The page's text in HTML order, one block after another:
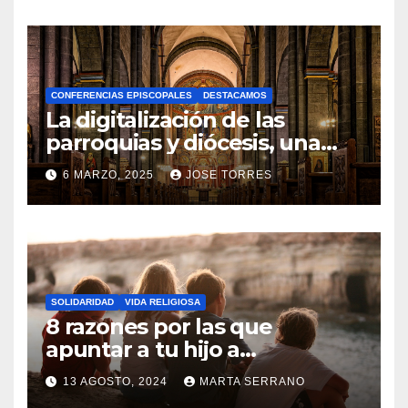
O
H
A
Y
C
O
M
N
T
A
R
I
O
S
CONFERENCIAS EPISCOPALES DESTACAMOS
La digitalización de las
parroquias y diócesis, una
realidad ya para el futuro de
la Iglesia
6 MARZO, 2025 JOSE TORRES
N
O
H
A
Y
SOLIDARIDAD VIDA RELIGIOSA
8 razones por las que
apuntar a tu hijo a
Catequesis
13 AGOSTO, 2024 MARTA SERRANO